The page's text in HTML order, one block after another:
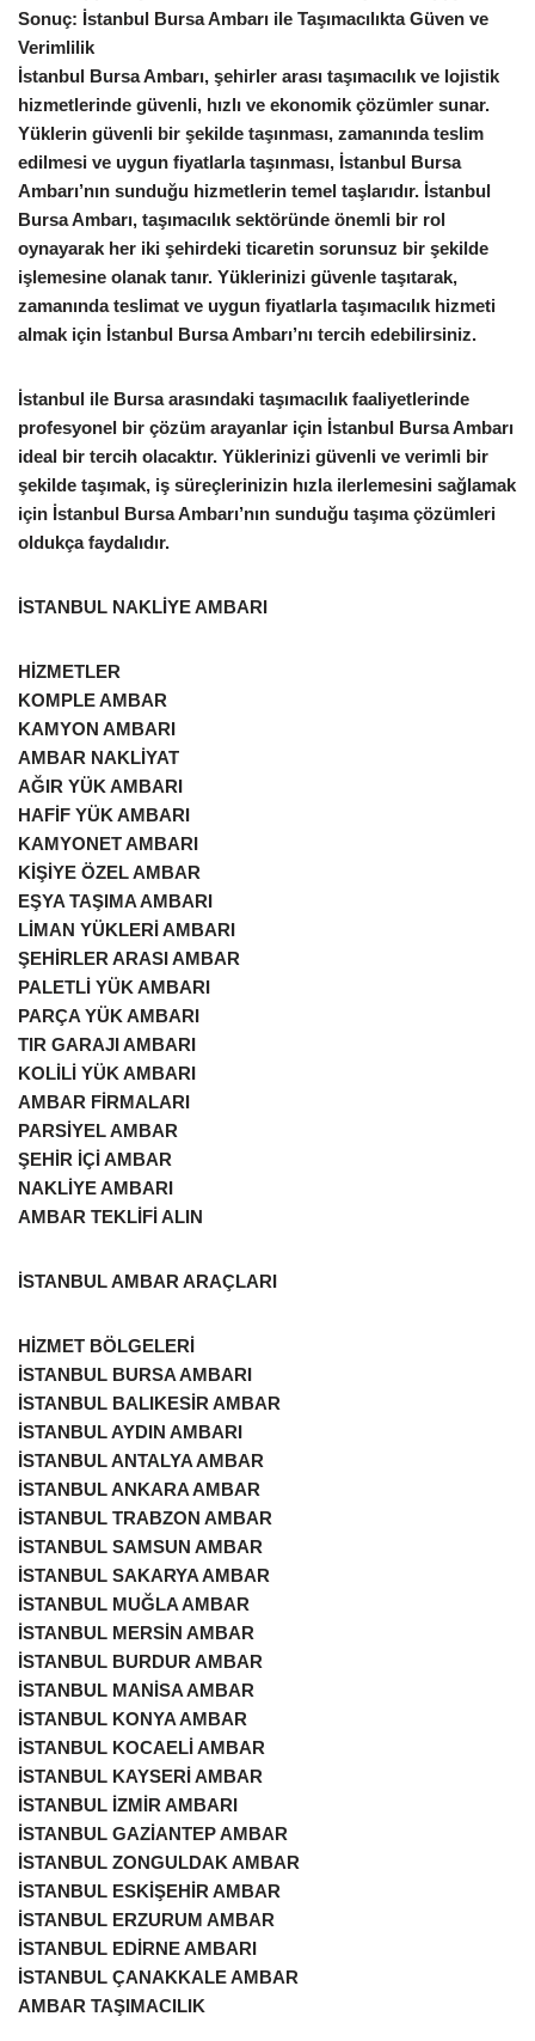
Sonuç: İstanbul Bursa Ambarı ile Taşımacılıkta Güven ve
Verimlilik
İstanbul Bursa Ambarı, şehirler arası taşımacılık ve lojistik
hizmetlerinde güvenli, hızlı ve ekonomik çözümler sunar.
Yüklerin güvenli bir şekilde taşınması, zamanında teslim
edilmesi ve uygun fiyatlarla taşınması, İstanbul Bursa
Ambarı’nın sunduğu hizmetlerin temel taşlarıdır. İstanbul
Bursa Ambarı, taşımacılık sektöründe önemli bir rol
oynayarak her iki şehirdeki ticaretin sorunsuz bir şekilde
işlemesine olanak tanır. Yüklerinizi güvenle taşıtarak,
zamanında teslimat ve uygun fiyatlarla taşımacılık hizmeti
almak için İstanbul Bursa Ambarı’nı tercih edebilirsiniz.
İstanbul ile Bursa arasındaki taşımacılık faaliyetlerinde
profesyonel bir çözüm arayanlar için İstanbul Bursa Ambarı
ideal bir tercih olacaktır. Yüklerinizi güvenli ve verimli bir
şekilde taşımak, iş süreçlerinizin hızla ilerlemesini sağlamak
için İstanbul Bursa Ambarı’nın sunduğu taşıma çözümleri
oldukça faydalıdır.
İSTANBUL NAKLİYE AMBARI
HİZMETLER
KOMPLE AMBAR
KAMYON AMBARI
AMBAR NAKLİYAT
AĞIR YÜK AMBARI
HAFİF YÜK AMBARI
KAMYONET AMBARI
KİŞİYE ÖZEL AMBAR
EŞYA TAŞIMA AMBARI
LİMAN YÜKLERİ AMBARI
ŞEHİRLER ARASI AMBAR
PALETLİ YÜK AMBARI
PARÇA YÜK AMBARI
TIR GARAJI AMBARI
KOLİLİ YÜK AMBARI
AMBAR FİRMALARI
PARSİYEL AMBAR
ŞEHİR İÇİ AMBAR
NAKLİYE AMBARI
AMBAR TEKLİFİ ALIN
İSTANBUL AMBAR ARAÇLARI
HİZMET BÖLGELERİ
İSTANBUL BURSA AMBARI
İSTANBUL BALIKESİR AMBAR
İSTANBUL AYDIN AMBARI
İSTANBUL ANTALYA AMBAR
İSTANBUL ANKARA AMBAR
İSTANBUL TRABZON AMBAR
İSTANBUL SAMSUN AMBAR
İSTANBUL SAKARYA AMBAR
İSTANBUL MUĞLA AMBAR
İSTANBUL MERSİN AMBAR
İSTANBUL BURDUR AMBAR
İSTANBUL MANİSA AMBAR
İSTANBUL KONYA AMBAR
İSTANBUL KOCAELİ AMBAR
İSTANBUL KAYSERİ AMBAR
İSTANBUL İZMİR AMBARI
İSTANBUL GAZİANTEP AMBAR
İSTANBUL ZONGULDAK AMBAR
İSTANBUL ESKİŞEHİR AMBAR
İSTANBUL ERZURUM AMBAR
İSTANBUL EDİRNE AMBARI
İSTANBUL ÇANAKKALE AMBAR
AMBAR TAŞIMACILIK